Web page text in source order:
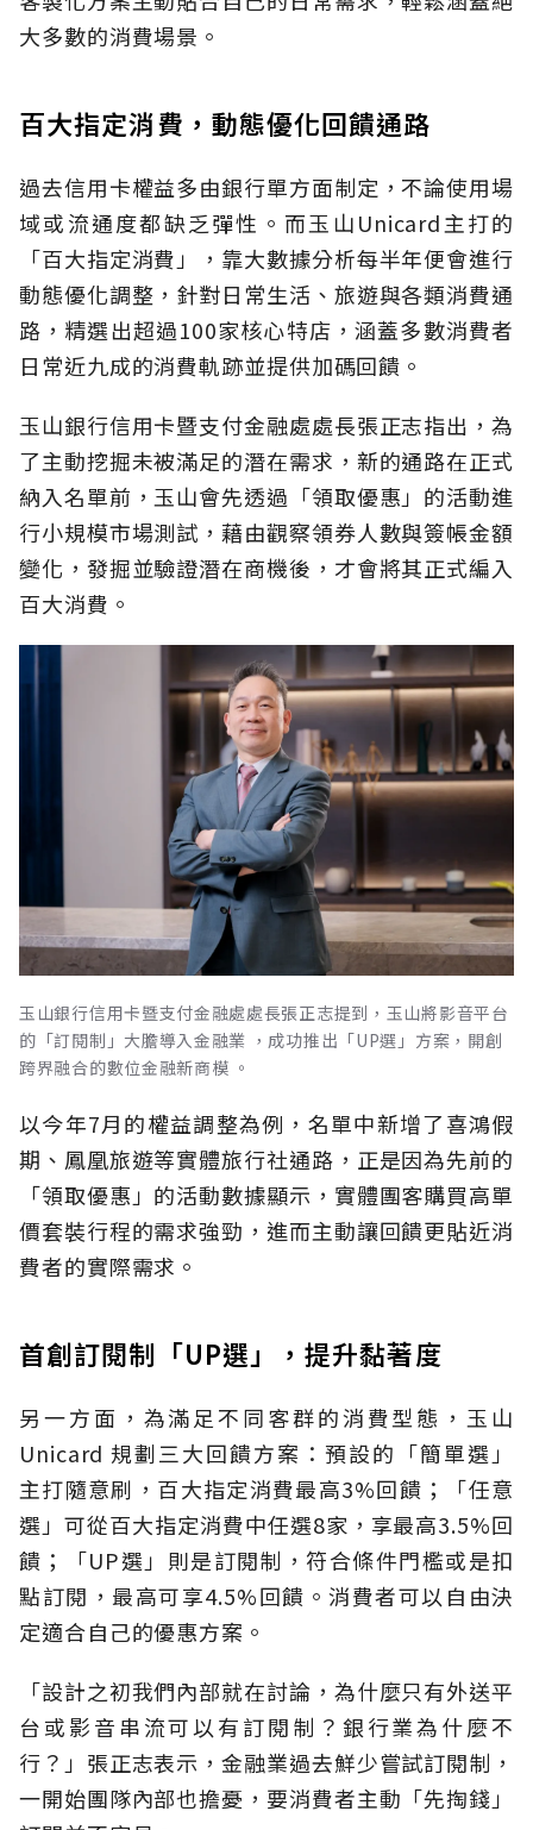
大多數的消費場景。
百大指定消費，動態優化回饋通路
過去信用卡權益多由銀行單方面制定，不論使用場
域或流通度都缺乏彈性。而玉山Unicard主打的
「百大指定消費」，靠大數據分析每半年便會進行
動態優化調整，針對日常生活、旅遊與各類消費通
路，精選出超過100家核心特店，涵蓋多數消費者
日常近九成的消費軌跡並提供加碼回饋。
玉山銀行信用卡暨支付金融處處長張正志指出，為
了主動挖掘未被滿足的潛在需求，新的通路在正式
納入名單前，玉山會先透過「領取優惠」的活動進
行小規模市場測試，藉由觀察領券人數與簽帳金額
變化，發掘並驗證潛在商機後，才會將其正式編入
百大消費。
玉山銀行信用卡暨支付金融處處長張正志提到，玉山將影音平台
的「訂閱制」大膽導入金融業 ，成功推出「UP選」方案，開創
跨界融合的數位金融新商模 。
以今年7月的權益調整為例，名單中新增了喜鴻假
期、鳳凰旅遊等實體旅行社通路，正是因為先前的
「領取優惠」的活動數據顯示，實體團客購買高單
價套裝行程的需求強勁，進而主動讓回饋更貼近消
費者的實際需求。
首創訂閱制「UP選」，提升黏著度
另一方面，為滿足不同客群的消費型態，玉山
Unicard 規劃三大回饋方案：預設的「簡單選」
主打隨意刷，百大指定消費最高3%回饋；「任意
選」可從百大指定消費中任選8家，享最高3.5%回
饋；「UP選」則是訂閱制，符合條件門檻或是扣
點訂閱，最高可享4.5%回饋。消費者可以自由決
定適合自己的優惠方案。
「設計之初我們內部就在討論，為什麼只有外送平
台或影音串流可以有訂閱制？銀行業為什麼不
行？」張正志表示，金融業過去鮮少嘗試訂閱制，
一開始團隊內部也擔憂，要消費者主動「先掏錢」